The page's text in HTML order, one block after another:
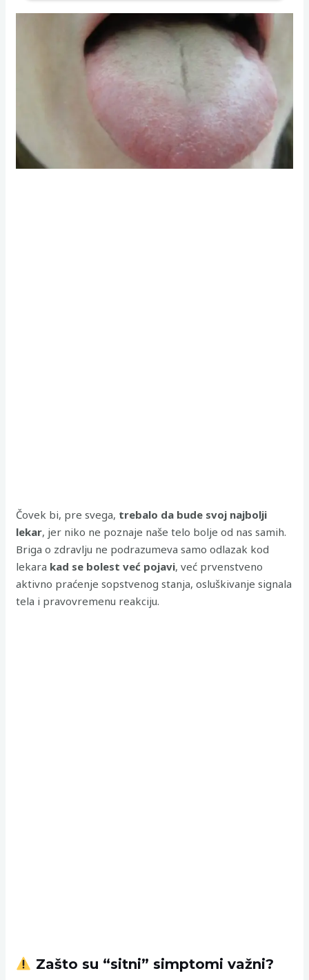
Čovek bi, pre svega, trebalo da bude svoj najbolji
lekar, jer niko ne poznaje naše telo bolje od nas samih.
Briga o zdravlju ne podrazumeva samo odlazak kod
lekara kad se bolest već pojavi, već prvenstveno
aktivno praćenje sopstvenog stanja, osluškivanje signala
tela i pravovremenu reakciju.
Zašto su “sitni” simptomi važni?